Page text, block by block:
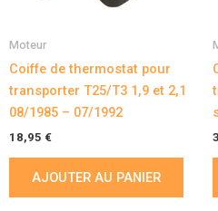
Moteur
Coiffe de thermostat pour
transporter T25/T3 1,9 et 2,1
08/1985 – 07/1992
18,95 €
AJOUTER AU PANIER